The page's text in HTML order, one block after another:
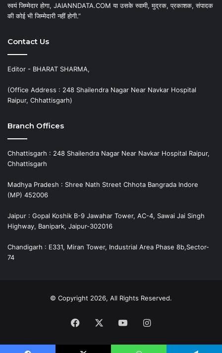
स्वयं जिम्मेदार होगा, JAIANNDATA.COM या उसके स्वामी, मुद्रक, प्रकाशक, संपादक
की कोई भी जिम्मेदारी नहीं होगी.”
Contact Us
Editor - BHARAT SHARMA,
(Office Address : 248 Shailendra Nagar Near Navkar Hospital
Raipur, Chhattisgarh)
Branch Offices
Chhattisgarh : 248 Shailendra Nagar Near Navkar Hospital Raipur,
Chhattisgarh
Madhya Pradesh : Shree Nath Street Chhota Bangrada Indore
(MP) 452006
Jaipur : Gopal Koshik B-9 Jawahar Tower, AC-4, Sawai Jai Singh
Highway, Banipark, Jaipur-302016
Chandigarh : E331, Miran Tower, Industrial Area Phase 8b,Sector-
74
© Copyright 2026, All Rights Reserved.
Facebook YouTubeInstagram